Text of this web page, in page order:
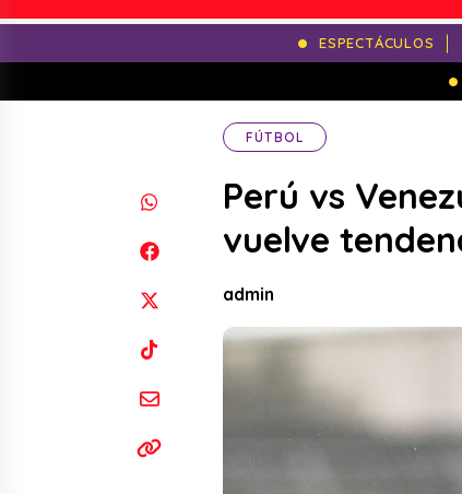
ESPECTÁCULOS
FÚTBOL
Perú vs
vuelve
admin